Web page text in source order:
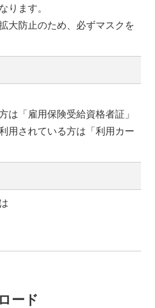
ります。
大防止のため、必ずマスクを
は「雇用保険受給資格者証」
用されている方は「利用カー
ード